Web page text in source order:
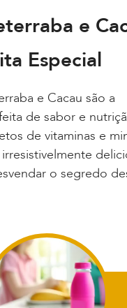
e
Especial
e Cacau são a
de sabor e
de vitaminas e
o segredo